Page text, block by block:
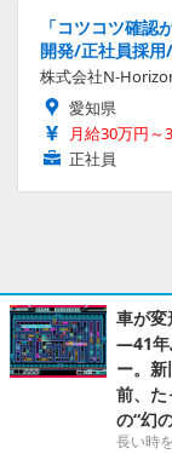
「コツコツ確
開発/正社員採
株式会社N-
愛知県
月給30万円～
正社員
車が変
―41年
ー。
前、た
の“幻
長い時